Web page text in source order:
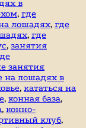
в
, где
лошадях, где
, где
, занятия
занятия
на лошадях в
, кататься на
, конная база,
, конно-
клуб,